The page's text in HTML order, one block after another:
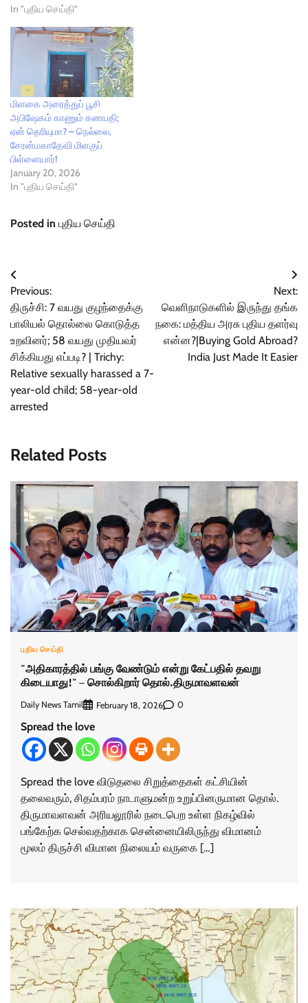
In "புதிய செய்தி"
மிளகை அரைத்துப் பூசி
அபிஷேகம் காணும் கணபதி;
ஏன் தெரியுமா? – நெல்லை,
சேரன்மகாதேவி மிளகுப்
பிள்ளையார்!
January 20, 2026
In "புதிய செய்தி"
Posted in புதிய செய்தி
Post
navigation
Previous:
திருச்சி: 7 வயது குழந்தைக்கு
பாலியல் தொல்லை கொடுத்த
உறவினர்; 58 வயது முதியவர்
சிக்கியது எப்படி? | Trichy:
Relative sexually harassed a 7-
year-old child; 58-year-old
arrested
Next:
வெளிநாடுகளில் இருந்து தங்க
நகை: மத்திய அரசு புதிய தளர்வு
என்ன?|Buying Gold Abroad?
India Just Made It Easier
Related Posts
புதிய செய்தி
"அதிகாரத்தில் பங்கு வேண்டும் என்று கேட்பதில் தவறு
கிடையாது!" – சொல்கிறார் தொல்.திருமாவளவன்
Daily News Tamil February 18, 2026 0
Spread the love
Spread the love விடுதலை சிறுத்தைகள் கட்சியின்
தலைவரும், சிதம்பரம் நாடாளுமன்ற உறுப்பினருமான தொல்.
திருமாவளவன் அரியலூரில் நடைபெற உள்ள நிகழ்வில்
பங்கேற்க செல்வதற்காக சென்னையிலிருந்து விமானம்
மூலம் திருச்சி விமான நிலையம் வருகை […]